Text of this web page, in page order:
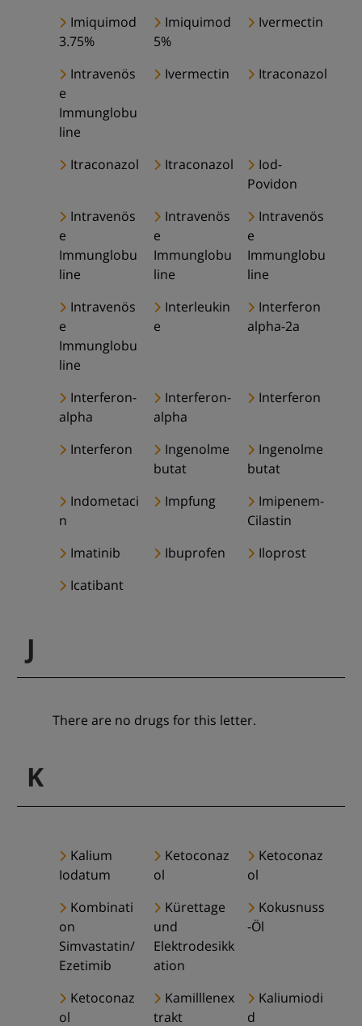
Imiquimod
3.75%
Imiquimod
5%
Ivermectin
Intravenös
e
Immunglobu
line
Ivermectin Itraconazol
Itraconazol Itraconazol
Iod-
Povidon
Intravenös
e
Immunglobu
line
Intravenös
e
Immunglobu
line
Intravenös
e
Immunglobu
line
Intravenös
e
Immunglobu
line
Interleukin
e
Interferon
alpha-2a
Interferon-
alpha
Interferon-
alpha
Interferon
Interferon
Ingenolme
butat
Ingenolme
butat
Indometaci
n
Impfung
Imipenem-
Cilastin
Imatinib
Ibuprofen
Iloprost
Icatibant
J
There are no drugs for this letter.
K
Kalium
Iodatum
Ketoconaz
ol
Ketoconaz
ol
Kombinati
on
Simvastatin/
Ezetimib
Kürettage
und
Elektrodesikk
ation
Kokusnuss
-Öl
Ketoconaz
ol
Kamilllenex
trakt
Kaliumiodi
d